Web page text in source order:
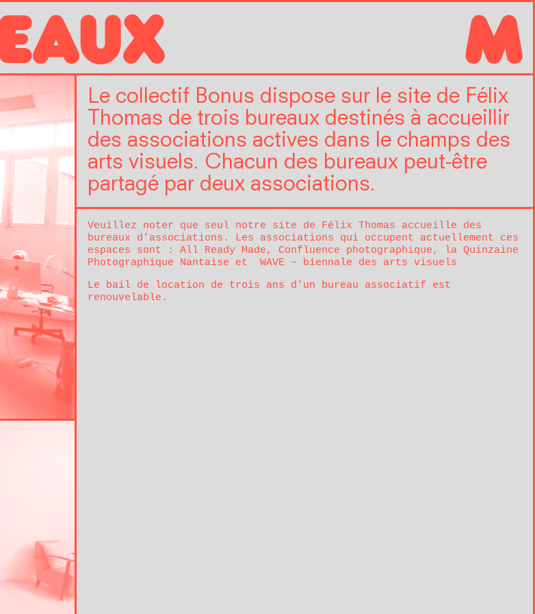
M
Le collectif Bonus dispose sur le site de Félix
Thomas de trois bureaux destinés à accueillir
des associations actives dans le champs des
arts visuels. Chacun des bureaux peut-être
partagé par deux associations.
Veuillez noter que seul notre site de Félix Thomas accueille des
bureaux d’associations. Les associations qui occupent actuellement ces
espaces sont : All Ready Made, Confluence photographique, la Quinzaine
Photographique Nantaise et WAVE – biennale des arts visuels
Le bail de location de trois ans d’un bureau associatif est
renouvelable.